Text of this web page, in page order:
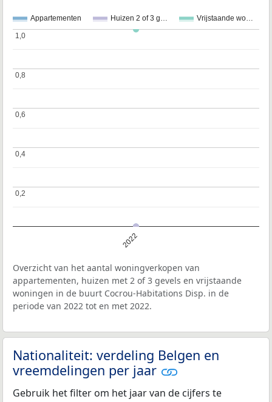
Appartementen Huizen 2 of 3 g… Vrijstaande wo…
2022
0,2
0,2
0,4
0,4
0,6
0,6
0,8
0,8
1,0
1,0
Overzicht van het aantal woningverkopen van
appartementen, huizen met 2 of 3 gevels en vrijstaande
woningen in de buurt Cocrou-Habitations Disp. in de
periode van 2022 tot en met 2022.
Nationaliteit: verdeling Belgen en
vreemdelingen per jaar
Gebruik het filter om het jaar van de cijfers te